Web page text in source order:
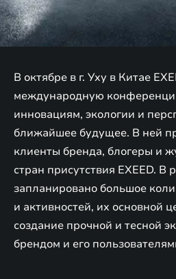
В октябре в г. Уху в Китае
международную
инновациям, экологии и
ближайшее будущее. В ней
клиенты бренда, блогеры и
стран присутствия EXEED.
запланировано большое
и активностей, их основной
создание прочной и тесной
брендом и его